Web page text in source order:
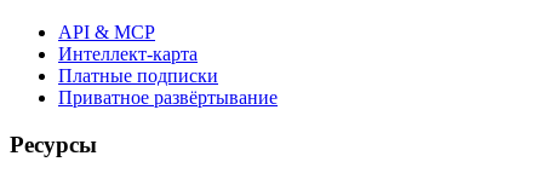
API & MCP
Интеллект-карта
Платные подписки
Приватное развёртывание
Ресурсы